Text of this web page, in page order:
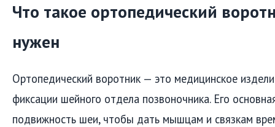
Что такое ортопедический
нужен
Ортопедический воротник — это медицинское
фиксации шейного отдела позвоночника. Его
подвижность шеи, чтобы дать мышцам и связкам